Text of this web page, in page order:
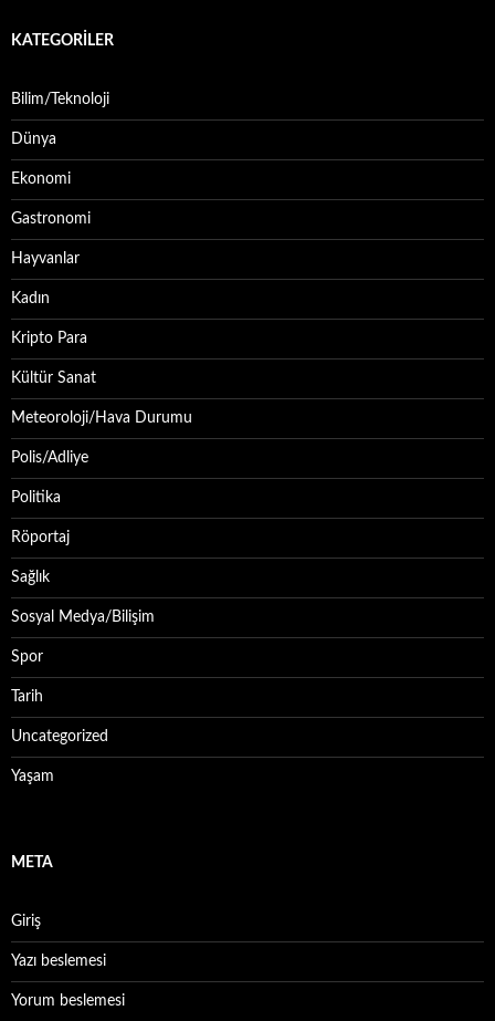
KATEGORILER
Bilim/Teknoloji
Dünya
Ekonomi
Gastronomi
Hayvanlar
Kadın
Kripto Para
Kültür Sanat
Meteoroloji/Hava Durumu
Polis/Adliye
Politika
Röportaj
Sağlık
Sosyal Medya/Bilişim
Spor
Tarih
Uncategorized
Yaşam
META
Giriş
Yazı beslemesi
Yorum beslemesi